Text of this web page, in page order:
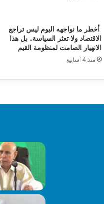
أخطر ما نواجهه اليوم ليس تراجع
الاقتصاد ولا تعثر السياسة.. بل هذا
الانهيار الصامت لمنظومة القيم
منذ 4 أسابيع